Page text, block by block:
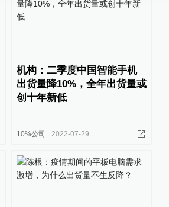
机构：二季度中国智能手机
出货量降10%，全年出货量或
创十年新低
10%公司 2022-07-29